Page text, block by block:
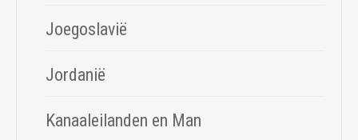
Joegoslavië
Jordanië
Kanaaleilanden en Man